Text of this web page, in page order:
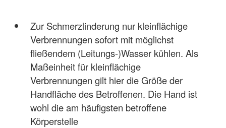
Zur Schmerzlinderung nur kleinflächige
Verbrennungen sofort mit möglichst
fließendem (Leitungs-)Wasser kühlen. Als
Maßeinheit für kleinflächige
Verbrennungen gilt hier die Größe der
Handfläche des Betroffenen. Die Hand ist
wohl die am häufigsten betroffene
Körperstelle